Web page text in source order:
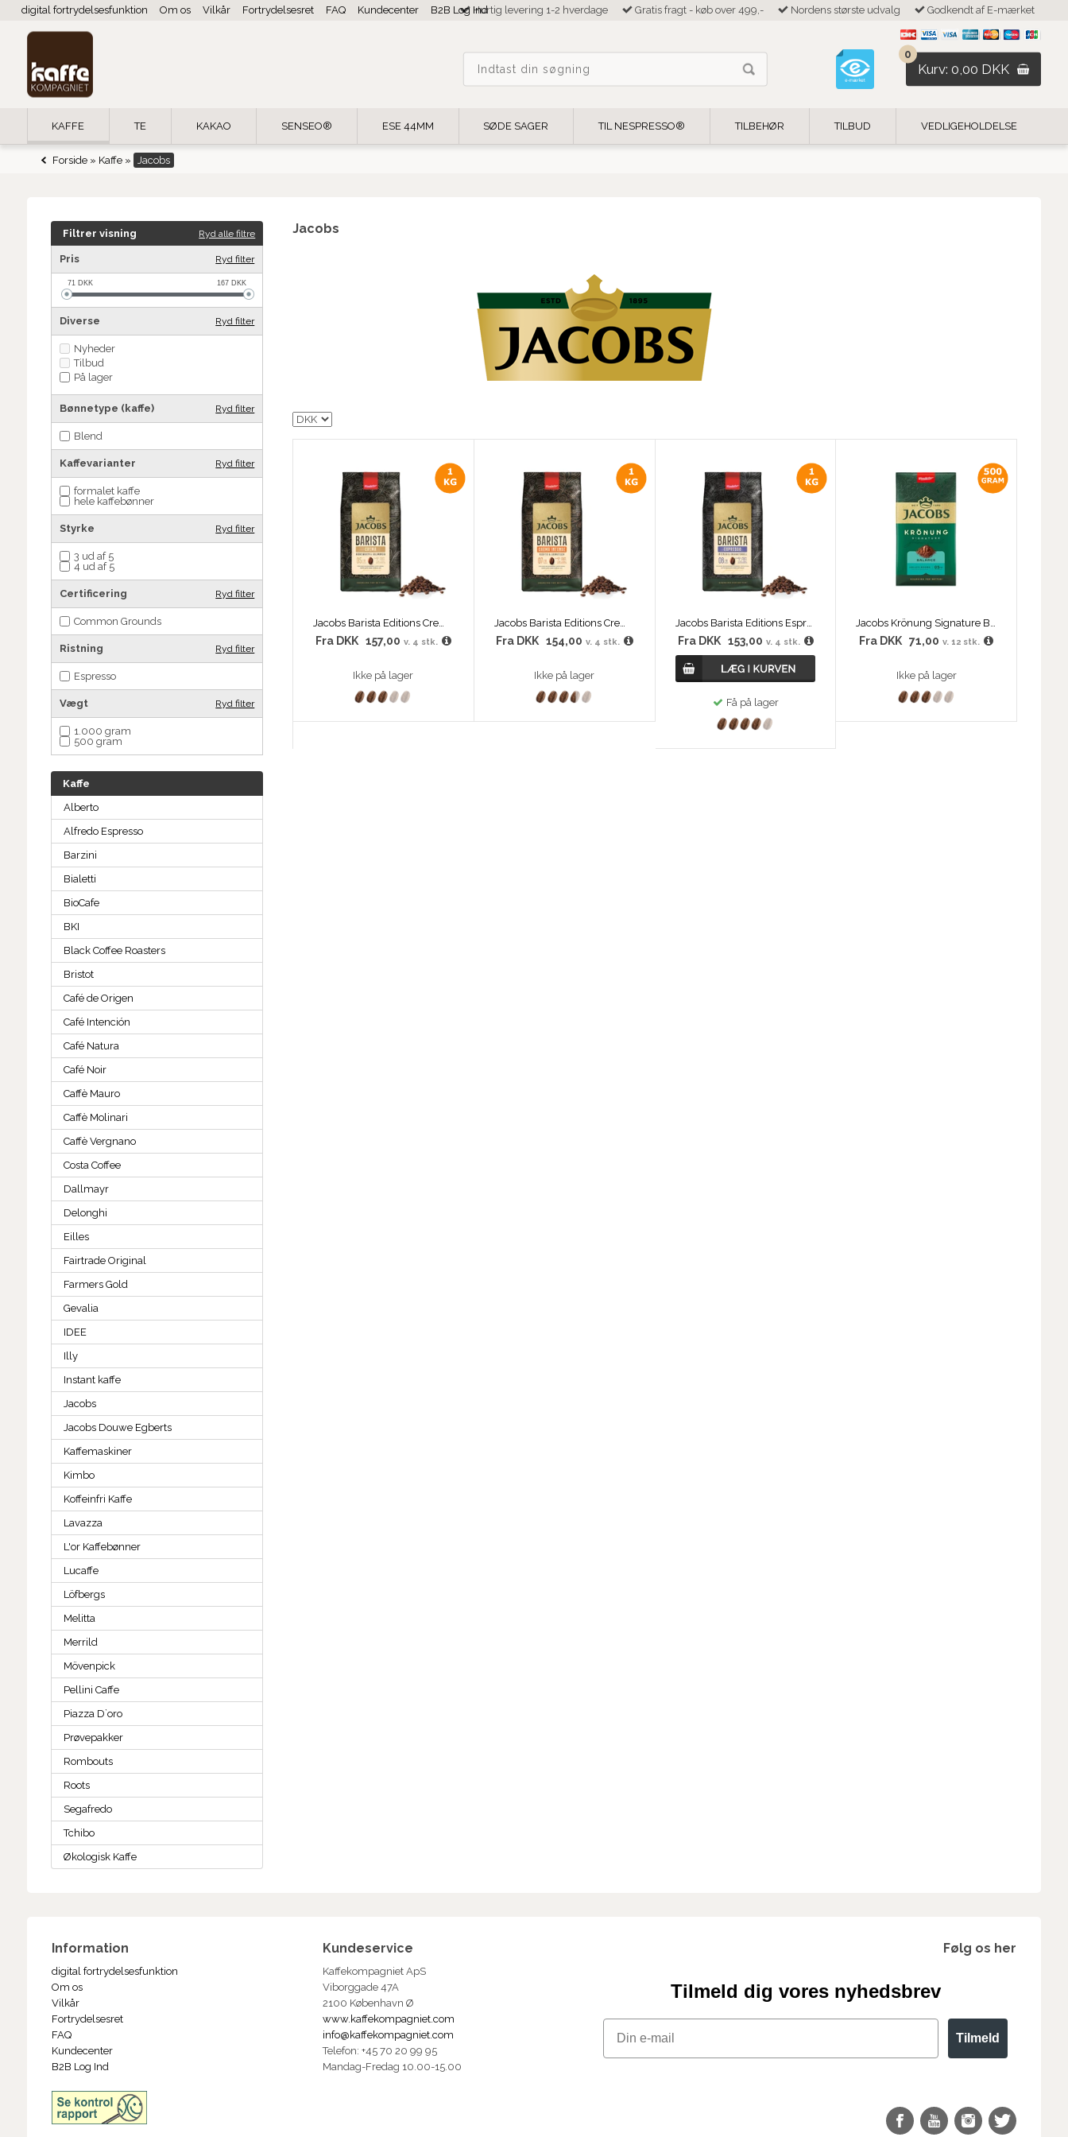
digital fortrydelsesfunktion Om os Vilkår Fortrydelsesret FAQ Kundecenter B2B Log IndHurtig levering 1-2 hverdage Gratis fragt - køb over 499,- Nordens største udvalg Godkendt af E-mærket
0
Kurv: 0,00 DKK
KAFFE TE KAKAO SENSEO® ESE 44MM SØDE SAGER TIL NESPRESSO® TILBEHØR TILBUD VEDLIGEHOLDELSE
Forside» Kaffe» Jacobs
Filtrer visning Ryd alle filtre
Pris Ryd filter
71 DKK 167DKK
Diverse Ryd filter
Nyheder
Tilbud
På lager
Bønnetype (kaffe) Ryd filter
Blend
Kaffevarianter Ryd filter
formalet kaffe
hele kaffebønner
Styrke Ryd filter
3 ud af 5
4 ud af 5
Certificering Ryd filter
Common Grounds
Ristning Ryd filter
Espresso
Vægt Ryd filter
1.000 gram
500 gram
Kaffe
Alberto
Alfredo Espresso
Barzini
Bialetti
BioCafe
BKI
Black Coffee Roasters
Bristot
Café de Origen
Café Intención
Café Natura
Café Noir
Caffè Mauro
Caffè Molinari
Caffè Vergnano
Costa Coffee
Dallmayr
Delonghi
Eilles
Fairtrade Original
Farmers Gold
Gevalia
IDEE
Illy
Instant kaffe
Jacobs
Jacobs Douwe Egberts
Kaffemaskiner
Kimbo
Koffeinfri Kaffe
Lavazza
L'or Kaffebønner
Lucaffe
Löfbergs
Melitta
Merrild
Mövenpick
Pellini Caffe
Piazza D`oro
Prøvepakker
Rombouts
Roots
Segafredo
Tchibo
Økologisk Kaffe
Jacobs
Jacobs Barista Editions Crema
Fra DKK 157,00 v. 4 stk.
Ikke på lager
Jacobs Barista Editions Crema Intense
Fra DKK 154,00 v. 4 stk.
Ikke på lager
Jacobs Barista Editions Espresso
Fra DKK 153,00 v. 4 stk.
Få på lager
Jacobs Krönung Signature Balance Formalet Kaffe 500g
Fra DKK 71,00 v. 12 stk.
Ikke på lager
Information
digital fortrydelsesfunktion
Om os
Vilkår
Fortrydelsesret
FAQ
Kundecenter
B2B Log Ind
Kundeservice
Kaffekompagniet ApS
Viborggade 47A
2100 København Ø
www.kaffekompagniet.com
info@kaffekompagniet.com
Telefon: +45 70 20 99 95
Mandag-Fredag 10.00-15.00
Følg os her
Tilmeld dig vores nyhedsbrev
Email
Tilmeld